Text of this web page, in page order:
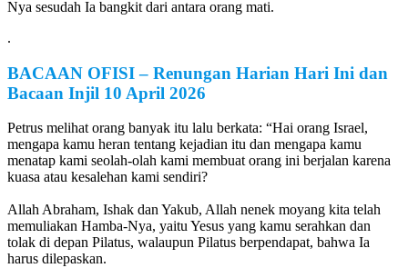
Nya sesudah Ia bangkit dari antara orang mati.
.
BACAAN OFISI– Renungan Harian Hari Ini dan
Bacaan Injil 10 April 2026
Petrus melihat orang banyak itu lalu berkata: “Hai orang Israel,
mengapa kamu heran tentang kejadian itu dan mengapa kamu
menatap kami seolah-olah kami membuat orang ini berjalan karena
kuasa atau kesalehan kami sendiri?
Allah Abraham, Ishak dan Yakub, Allah nenek moyang kita telah
memuliakan Hamba-Nya, yaitu Yesus yang kamu serahkan dan
tolak di depan Pilatus, walaupun Pilatus berpendapat, bahwa Ia
harus dilepaskan.